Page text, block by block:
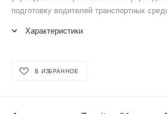
подготовку водителей транспортных
Характеристики
В ИЗБРАННОЕ